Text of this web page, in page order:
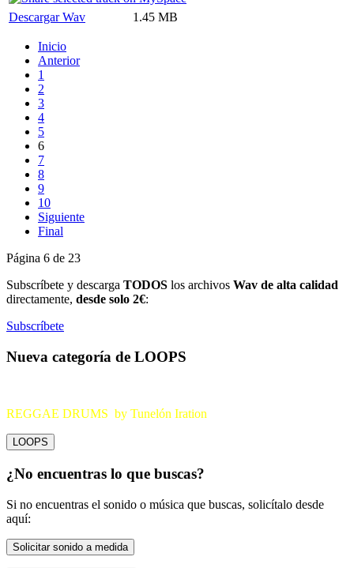
Descargar Wav 1.45 MB
Inicio
Anterior
1
2
3
4
5
6
7
8
9
10
Siguiente
Final
Página 6 de 23
Subscríbete y descarga TODOS los archivos Wav de alta calidad
directamente, desde solo 2€:
Subscríbete
Nueva categoría de LOOPS
REGGAE DRUMS by Tunelón Iration
LOOPS
¿No encuentras lo que buscas?
Si no encuentras el sonido o música que buscas, solicítalo desde
aquí:
Solicitar sonido a medida